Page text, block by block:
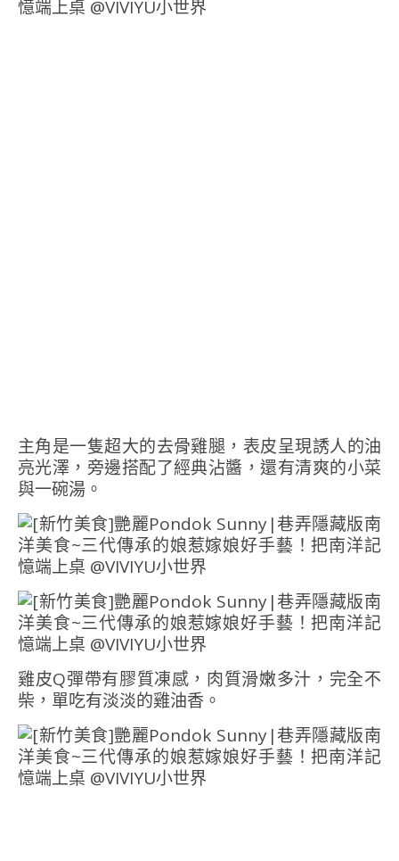
主角是一隻超大的去骨雞腿，表皮呈現誘人的油
亮光澤，旁邊搭配了經典沾醬，還有清爽的小菜
與一碗湯。
雞皮Q彈帶有膠質凍感，肉質滑嫩多汁，完全不
柴，單吃有淡淡的雞油香。